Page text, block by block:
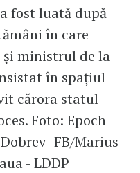
fost luată după
în care
ministrul de la
în spațiul
cărora statul
Foto: Epoch
-FB/Marius
- LDDP